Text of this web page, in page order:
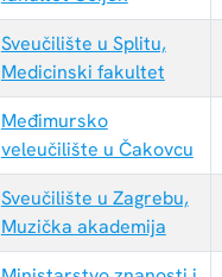
Sveučilište u Splitu,
Medicinski fakultet
Međimursko
veleučilište u Čakovcu
Sveučilište u Zagrebu,
Muzička akademija